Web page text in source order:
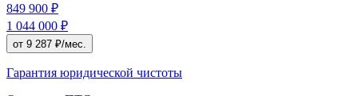
849 900 ₽
1 044 000 ₽
от 9 287 ₽/мес.
Гарантия юридической чистоты